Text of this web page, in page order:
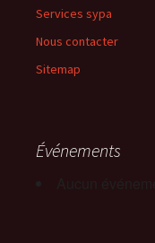
Services sypa
Nous contacter
Sitemap
Événements